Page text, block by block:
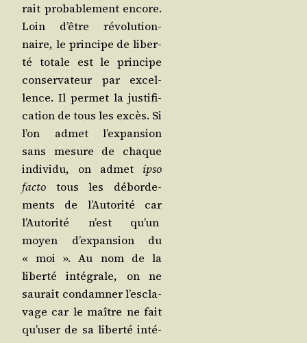
rait pro­ba­ble­ment encore.
Loin d’être révo­lu­tion­
naire, le prin­cipe de liber­
té totale est le prin­cipe
conser­va­teur par excel­
lence. Il per­met la jus­ti­fi­
ca­tion de tous les excès. Si
l’on admet l’ex­pan­sion
sans mesure de chaque
indi­vi­du, on admet ipso
fac­to tous les débor­de­
ments de l’Au­to­ri­té car
l’Au­to­ri­té n’est qu’un
moyen d’ex­pan­sion du
« moi ». Au nom de la
liber­té inté­grale, on ne
sau­rait condam­ner l’es­cla­
vage car le maître ne fait
qu’u­ser de sa liber­té inté­